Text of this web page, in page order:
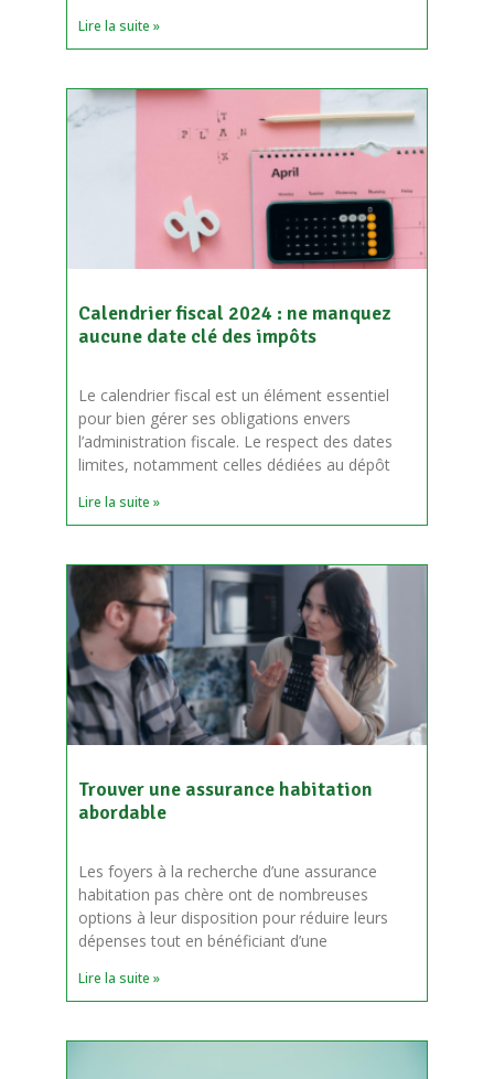
Lire la suite »
Calendrier fiscal 2024 : ne manquez
aucune date clé des impôts
Le calendrier fiscal est un élément essentiel
pour bien gérer ses obligations envers
l’administration fiscale. Le respect des dates
limites, notamment celles dédiées au dépôt
Lire la suite »
Trouver une assurance habitation
abordable
Les foyers à la recherche d’une assurance
habitation pas chère ont de nombreuses
options à leur disposition pour réduire leurs
dépenses tout en bénéficiant d’une
Lire la suite »